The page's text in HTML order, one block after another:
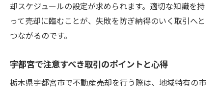
却スケジュールの設定が求められます。適切な知識を持
って売却に臨むことが、失敗を防ぎ納得のいく取引へと
つながるのです。
宇都宮で注意すべき取引のポイントと心得
栃木県宇都宮市で不動産売却を行う際は、地域特有の市